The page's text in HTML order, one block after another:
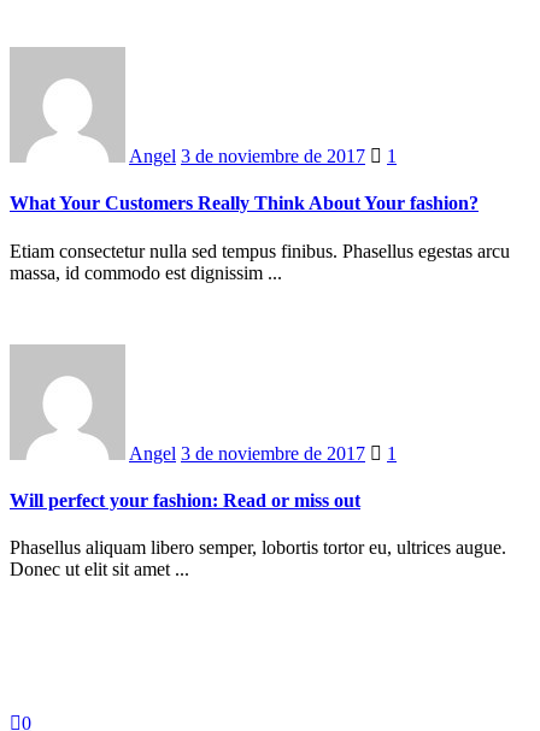
Angel 3 de noviembre de 2017 1
What Your Customers Really Think About Your fashion?
Etiam consectetur nulla sed tempus finibus. Phasellus egestas arcu
massa, id commodo est dignissim ...
Angel 3 de noviembre de 2017 1
Will perfect your fashion: Read or miss out
Phasellus aliquam libero semper, lobortis tortor eu, ultrices augue.
Donec ut elit sit amet ...
0